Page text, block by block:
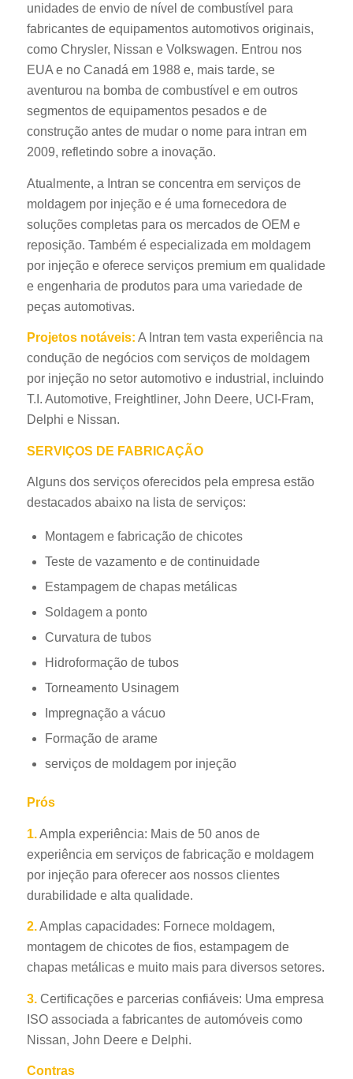
unidades de envio de nível de combustível para
fabricantes de equipamentos automotivos originais,
como Chrysler, Nissan e Volkswagen. Entrou nos
EUA e no Canadá em 1988 e, mais tarde, se
aventurou na bomba de combustível e em outros
segmentos de equipamentos pesados e de
construção antes de mudar o nome para intran em
2009, refletindo sobre a inovação.
Atualmente, a Intran se concentra em serviços de
moldagem por injeção e é uma fornecedora de
soluções completas para os mercados de OEM e
reposição. Também é especializada em moldagem
por injeção e oferece serviços premium em qualidade
e engenharia de produtos para uma variedade de
peças automotivas.
Projetos notáveis: A Intran tem vasta experiência na
condução de negócios com serviços de moldagem
por injeção no setor automotivo e industrial, incluindo
T.I. Automotive, Freightliner, John Deere, UCI-Fram,
Delphi e Nissan.
SERVIÇOS DE FABRICAÇÃO
Alguns dos serviços oferecidos pela empresa estão
destacados abaixo na lista de serviços:
Montagem e fabricação de chicotes
Teste de vazamento e de continuidade
Estampagem de chapas metálicas
Soldagem a ponto
Curvatura de tubos
Hidroformação de tubos
Torneamento Usinagem
Impregnação a vácuo
Formação de arame
serviços de moldagem por injeção
Prós
1.Ampla experiência: Mais de 50 anos de
experiência em serviços de fabricação e moldagem
por injeção para oferecer aos nossos clientes
durabilidade e alta qualidade.
2.Amplas capacidades: Fornece moldagem,
montagem de chicotes de fios, estampagem de
chapas metálicas e muito mais para diversos setores.
3.Certificações e parcerias confiáveis: Uma empresa
ISO associada a fabricantes de automóveis como
Nissan, John Deere e Delphi.
Contras